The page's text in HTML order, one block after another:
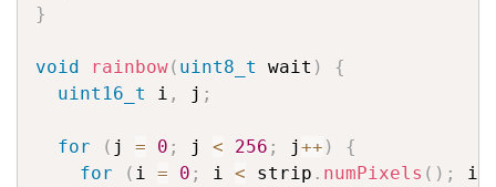
}
void rainbow( uint8_t wait )
{
uint16_t
i , j ;
for ( j = 0 ; j < 256 ; j++ )
{
for
( i = 0 ; i < strip . numPixels ( ) ; i